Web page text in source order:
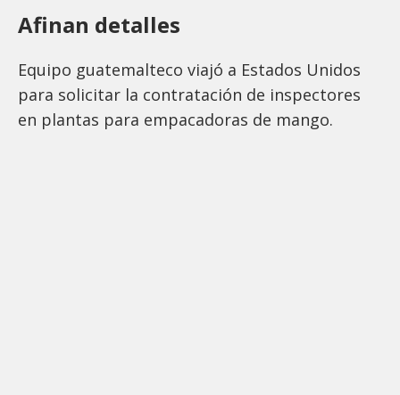
Afinan detalles
Equipo guatemalteco viajó a Estados Unidos
para solicitar la contratación de inspectores
en plantas para empacadoras de mango.